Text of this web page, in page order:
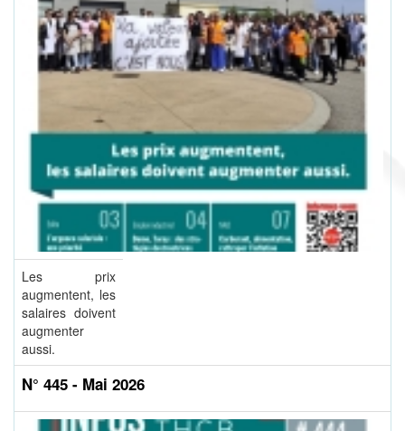
Les prix
augmentent, les
salaires doivent
augmenter
aussi.
N° 445 - Mai 2026